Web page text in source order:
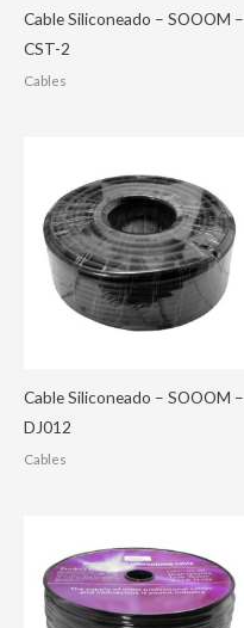
Cable Siliconeado – SOOOM –
CST-2
Cables
Cable Siliconeado – SOOOM –
DJ012
Cables